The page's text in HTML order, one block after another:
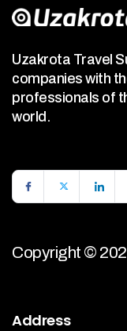
Uzakrota Travel
companies with
professionals of
world.
Copyright ©
Address